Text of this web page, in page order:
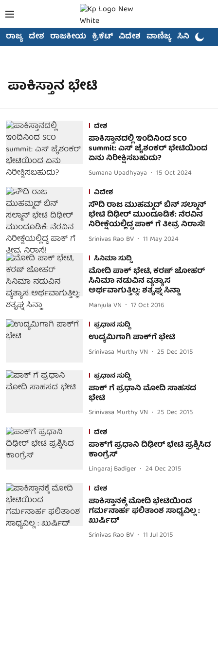
ರಾಜ್ಯ ದೇಶ ರಾಜಕೀಯ ಕ್ರಿಕೆಟ್ ವಿದೇಶ ವಾಣಿಜ್ಯ ಸಿನಿಮಾ
ಪಾಕಿಸ್ತಾನ ಭೇಟಿ
ದೇಶ
ಪಾಕಿಸ್ತಾನದಲ್ಲಿ ಇಂದಿನಿಂದ SCO
summit: ಎಸ್ ಜೈಶಂಕರ್ ಭೇಟಿಯಿಂದ
ಏನು ನಿರೀಕ್ಷಿಸಬಹುದು?
Sumana Upadhyaya
15 Oct 2024
ವಿದೇಶ
ಸೌದಿ ರಾಜ ಮುಹಮ್ಮದ್ ಬಿನ್ ಸಲ್ಮಾನ್
ಭೇಟಿ ದಿಢೀರ್ ಮುಂದೂಡಿಕೆ: ನೆರವಿನ
ನಿರೀಕ್ಷೆಯಲ್ಲಿದ್ದ ಪಾಕ್ ಗೆ ತೀವ್ರ ನಿರಾಸೆ!
Srinivas Rao BV
11 May 2024
ಸಿನಿಮಾ ಸುದ್ದಿ
ಮೋದಿ ಪಾಕ್ ಭೇಟಿ, ಕರಣ್ ಜೋಹರ್
ಸಿನಿಮಾ ನಡುವಿನ ವ್ಯತ್ಯಾಸ
ಅರ್ಥವಾಗುತ್ತಿಲ್ಲ: ಶತೃಘ್ನ ಸಿನ್ಹಾ
Manjula VN
17 Oct 2016
ಪ್ರಧಾನ ಸುದ್ದಿ
ಉದ್ಯಮಿಗಾಗಿ ಪಾಕ್‍ಗೆ ಭೇಟಿ
Srinivasa Murthy VN 25 Dec 2015
ಪ್ರಧಾನ ಸುದ್ದಿ
ಪಾಕ್ ಗೆ ಪ್ರಧಾನಿ ಮೋದಿ ಸಾಹಸದ
ಭೇಟಿ
Srinivasa Murthy VN
25 Dec 2015
ದೇಶ
ಪಾಕ್‌ಗೆ ಪ್ರಧಾನಿ ದಿಢೀರ್ ಭೇಟಿ ಪ್ರಶ್ನಿಸಿದ
ಕಾಂಗ್ರೆಸ್
Lingaraj Badiger
24 Dec 2015
ದೇಶ
ಪಾಕಿಸ್ತಾನಕ್ಕೆ ಮೋದಿ ಭೇಟಿಯಿಂದ
ಗರ್ಮನಾರ್ಹ ಫಲಿತಾಂಶ ಸಾಧ್ಯವಿಲ್ಲ :
ಖುರ್ಷಿದ್
Srinivas Rao BV 11 Jul 2015